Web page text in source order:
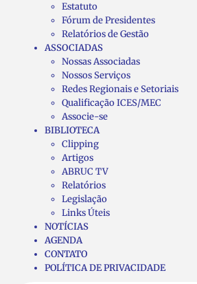
Estatuto
Fórum de Presidentes
Relatórios de Gestão
ASSOCIADAS
Nossas Associadas
Nossos Serviços
Redes Regionais e Setoriais
Qualificação ICES/MEC
Associe-se
BIBLIOTECA
Clipping
Artigos
ABRUC TV
Relatórios
Legislação
Links Úteis
NOTÍCIAS
AGENDA
CONTATO
POLÍTICA DE PRIVACIDADE